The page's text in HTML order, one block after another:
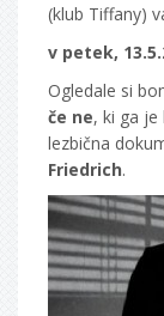
(klub Tiffany)
v petek,
Ogledale si
če ne, ki ga je
lezbična
Friedrich.